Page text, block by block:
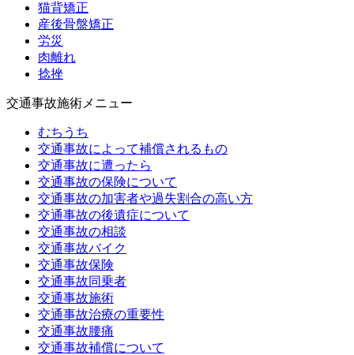
猫背矯正
産後骨盤矯正
労災
肉離れ
捻挫
交通事故施術メニュー
むちうち
交通事故によって補償されるもの
交通事故に遭ったら
交通事故の保険について
交通事故の加害者や過失割合の高い方
交通事故の後遺症について
交通事故の相談
交通事故バイク
交通事故保険
交通事故同乗者
交通事故施術
交通事故治療の重要性
交通事故腰痛
交通事故補償について